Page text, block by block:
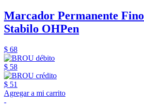
Marcador Permanente
Stabilo OHPen
$ 68
$ 58
$ 51
Agregar a mi carrito
-